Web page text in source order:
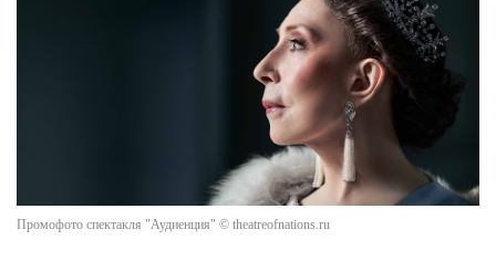
Промофото спектакля "Аудиенция" © theatreofnations.ru